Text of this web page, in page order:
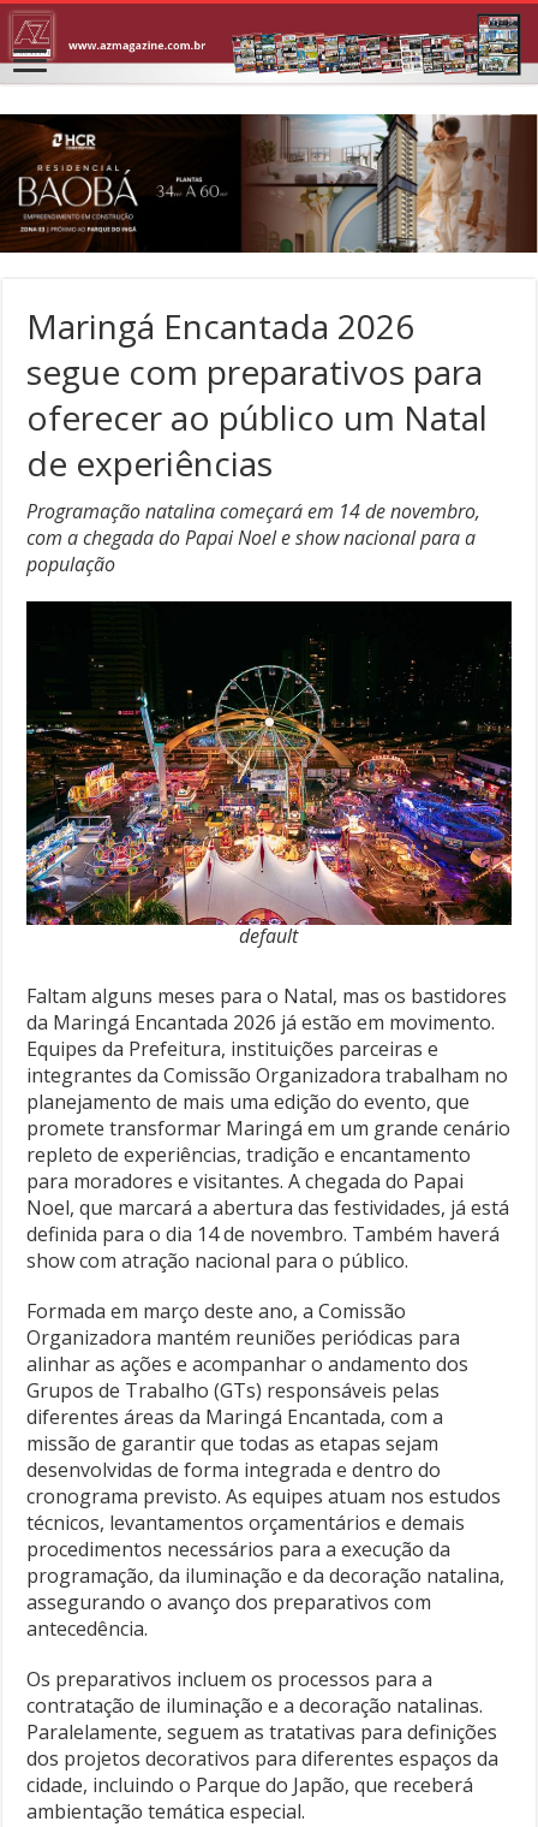
Maringá Encantada 2026
segue com preparativos para
oferecer ao público um Natal
de experiências
Programação natalina começará em 14 de novembro,
com a chegada do Papai Noel e show nacional para a
população
default
Faltam alguns meses para o Natal, mas os bastidores
da Maringá Encantada 2026 já estão em movimento.
Equipes da Prefeitura, instituições parceiras e
integrantes da Comissão Organizadora trabalham no
planejamento de mais uma edição do evento, que
promete transformar Maringá em um grande cenário
repleto de experiências, tradição e encantamento
para moradores e visitantes. A chegada do Papai
Noel, que marcará a abertura das festividades, já está
definida para o dia 14 de novembro. Também haverá
show com atração nacional para o público.
Formada em março deste ano, a Comissão
Organizadora mantém reuniões periódicas para
alinhar as ações e acompanhar o andamento dos
Grupos de Trabalho (GTs) responsáveis pelas
diferentes áreas da Maringá Encantada, com a
missão de garantir que todas as etapas sejam
desenvolvidas de forma integrada e dentro do
cronograma previsto. As equipes atuam nos estudos
técnicos, levantamentos orçamentários e demais
procedimentos necessários para a execução da
programação, da iluminação e da decoração natalina,
assegurando o avanço dos preparativos com
antecedência.
Os preparativos incluem os processos para a
contratação de iluminação e a decoração natalinas.
Paralelamente, seguem as tratativas para definições
dos projetos decorativos para diferentes espaços da
cidade, incluindo o Parque do Japão, que receberá
ambientação temática especial.